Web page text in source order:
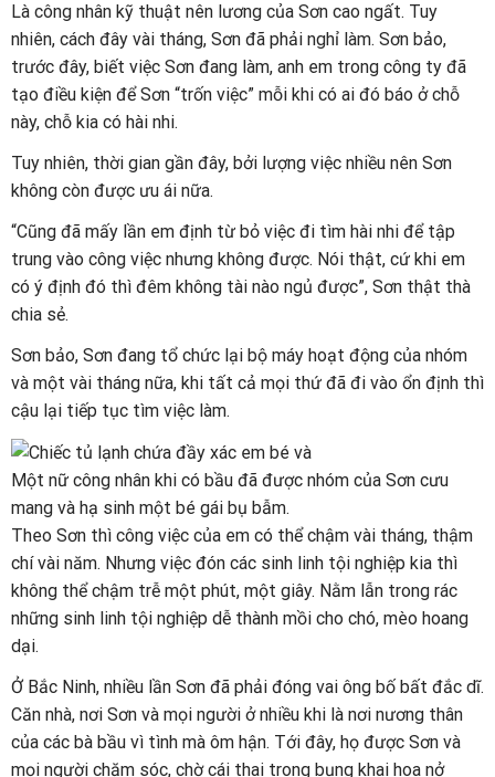
Là công nhân kỹ thuật nên lương của Sơn cao ngất. Tuy
nhiên, cách đây vài tháng, Sơn đã phải nghỉ làm. Sơn bảo,
trước đây, biết việc Sơn đang làm, anh em trong công ty đã
tạo điều kiện để Sơn “trốn việc” mỗi khi có ai đó báo ở chỗ
này, chỗ kia có hài nhi.
Tuy nhiên, thời gian gần đây, bởi lượng việc nhiều nên Sơn
không còn được ưu ái nữa.
“Cũng đã mấy lần em định từ bỏ việc đi tìm hài nhi để tập
trung vào công việc nhưng không được. Nói thật, cứ khi em
có ý định đó thì đêm không tài nào ngủ được”, Sơn thật thà
chia sẻ.
Sơn bảo, Sơn đang tổ chức lại bộ máy hoạt động của nhóm
và một vài tháng nữa, khi tất cả mọi thứ đã đi vào ổn định thì
cậu lại tiếp tục tìm việc làm.
Một nữ công nhân khi có bầu đã được nhóm của Sơn cưu
mang và hạ sinh một bé gái bụ bẫm.
Theo Sơn thì công việc của em có thể chậm vài tháng, thậm
chí vài năm. Nhưng việc đón các sinh linh tội nghiệp kia thì
không thể chậm trễ một phút, một giây. Nằm lẫn trong rác
những sinh linh tội nghiệp dễ thành mồi cho chó, mèo hoang
dại.
Ở Bắc Ninh, nhiều lần Sơn đã phải đóng vai ông bố bất đắc dĩ.
Căn nhà, nơi Sơn và mọi người ở nhiều khi là nơi nương thân
của các bà bầu vì tình mà ôm hận. Tới đây, họ được Sơn và
mọi người chăm sóc, chờ cái thai trong bụng khai hoa nở